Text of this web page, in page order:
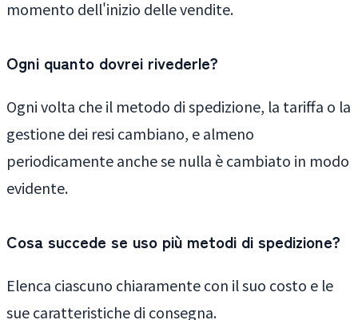
momento dell'inizio delle vendite.
Ogni quanto dovrei rivederle?
Ogni volta che il metodo di spedizione, la tariffa o la
gestione dei resi cambiano, e almeno
periodicamente anche se nulla è cambiato in modo
evidente.
Cosa succede se uso più metodi di spedizione?
Elenca ciascuno chiaramente con il suo costo e le
sue caratteristiche di consegna.